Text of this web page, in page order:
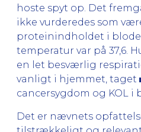
hoste spyt op. Det
ikke vurderedes som
proteinindholdet i
temperatur var på 37,6.
en let besværlig
vanligt i hjemmet, taget
cancersygdom og KOL i
Det er nævnets